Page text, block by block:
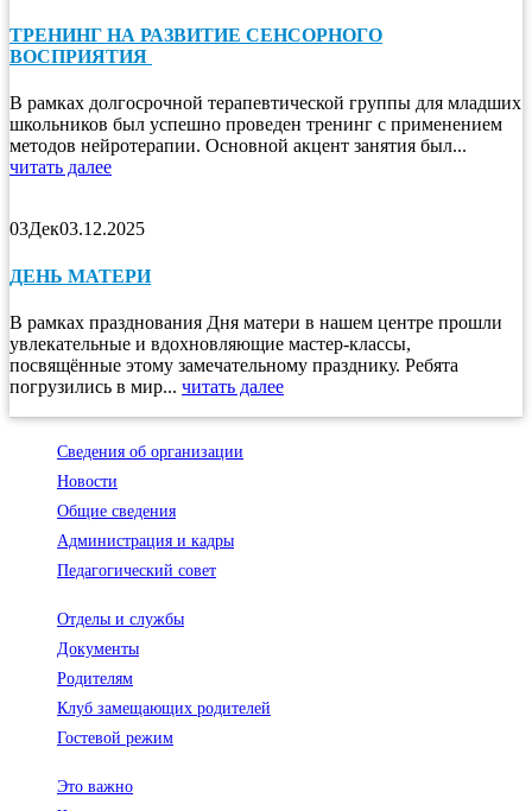
ТРЕНИНГ НА РАЗВИТИЕ СЕНСОРНОГО
ВОСПРИЯТИЯ
В рамках долгосрочной терапевтической группы для младших
школьников был успешно проведен тренинг с применением
методов нейротерапии. Основной акцент занятия был...
читать далее
03Дек03.12.2025
ДЕНЬ МАТЕРИ
В рамках празднования Дня матери в нашем центре прошли
увлекательные и вдохновляющие мастер-классы,
посвящённые этому замечательному празднику. Ребята
погрузились в мир... читать далее
Сведения об организации
Новости
Общие сведения
Администрация и кадры
Педагогический совет
Отделы и службы
Документы
Родителям
Клуб замещающих родителей
Гостевой режим
Это важно